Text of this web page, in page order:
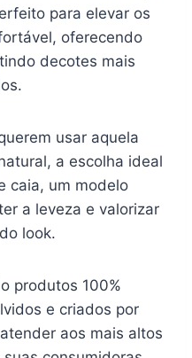
para elevar os
oferecendo
decotes mais
usar aquela
a escolha ideal
caia, um modelo
a leveza e valorizar
look.
produtos 100%
e criados por
aos mais altos